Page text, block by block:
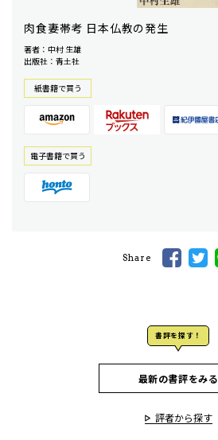
肉食妻帯考 日本仏教の発生
著者：中村 生雄
出版社：青土社
紙書籍で買う
電⼦書籍で買う
Share
書評を探す！
最新の書評をみる
評者から探す